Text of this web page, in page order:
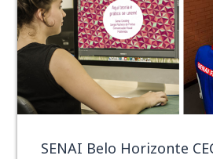
SENAI Belo Horizonte